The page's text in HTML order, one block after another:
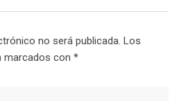
no será publicada. Los
marcados con *